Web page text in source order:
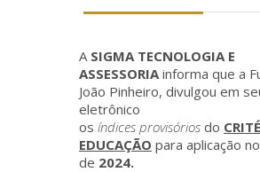
A SIGMA TECNOLOGIA E
ASSESSORIA informa que a
João Pinheiro, divulgou em
eletrônico
os índices provisórios do
EDUCAÇÃO para aplicação
de 2024.